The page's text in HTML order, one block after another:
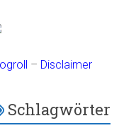
– Disclaimer
Schlagwörter